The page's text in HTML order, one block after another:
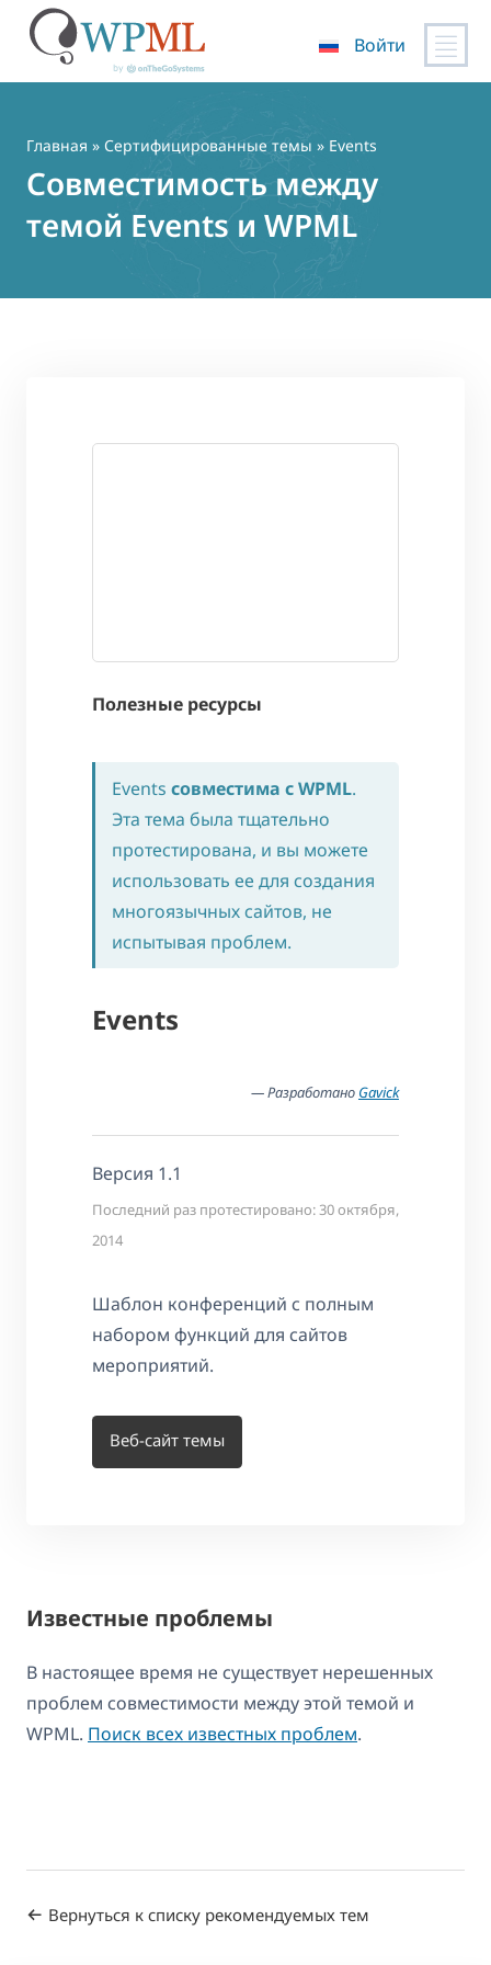
содержимому
Войти
Главная » Сертифицированные темы » Events
Совместимость между
темой Events и WPML
Полезные ресурсы
Events совместима с WPML.
Эта тема была тщательно
протестирована, и вы можете
использовать ее для создания
многоязычных сайтов, не
испытывая проблем.
Events
— Разработано Gavick
Версия 1.1
Последний раз протестировано: 30 октября,
2014
Шаблон конференций с полным
набором функций для сайтов
мероприятий.
Веб-сайт темы
Известные проблемы
В настоящее время не существует нерешенных
проблем совместимости между этой темой и
WPML. Поиск всех известных проблем.
Вернуться к списку рекомендуемых тем